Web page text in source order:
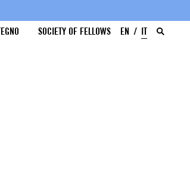
SOCIETY OF FELLOWS EN IT